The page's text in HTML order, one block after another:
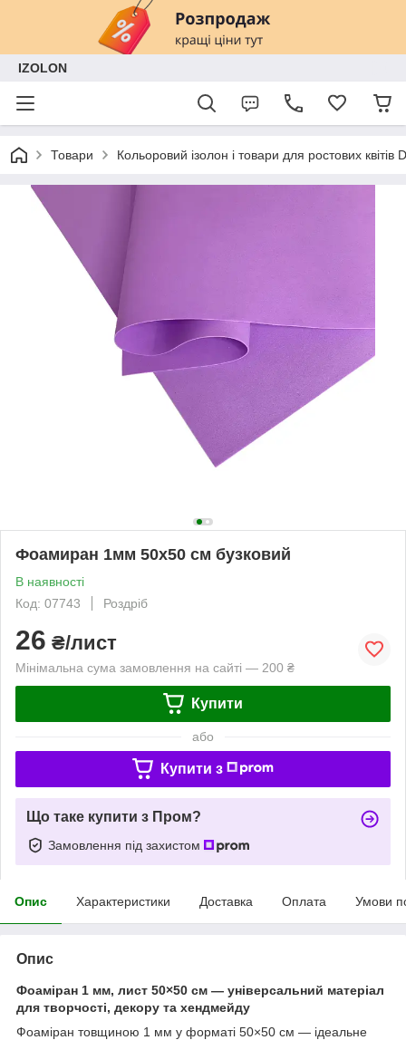
IZOLON
Товари Кольоровий ізолон і товари для ростових квітів
Фоамиран 1мм 50х50 см бузковий
В наявності
Код: 07743
Роздріб
26 ₴/лист
Мінімальна сума замовлення на сайті — 200 ₴
Купити
або
Купити з
Що таке купити з Пром?
Замовлення під захистом
Опис Характеристики Доставка Оплата Умови
Опис
Фоаміран 1 мм, лист 50×50 см — універсальний матеріал
для творчості, декору та хендмейду
Фоаміран товщиною 1 мм у форматі 50×50 см — ідеальне